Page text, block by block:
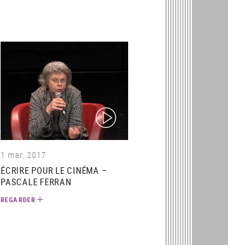
(video)
1 mar. 2017
ÉCRIRE POUR LE CINÉMA –
PASCALE FERRAN
REGARDER